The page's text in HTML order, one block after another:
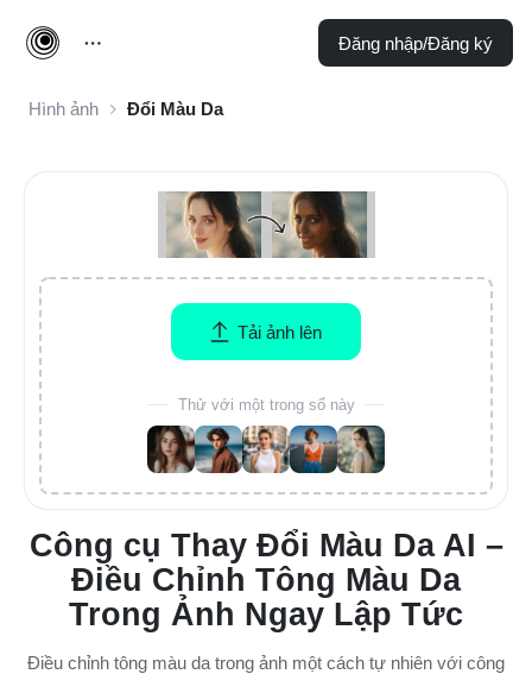
Đăng nhập/Đăng ký
Hình ảnh Đổi Màu Da
Công cụ Thay Đổi Màu Da AI –
Điều Chỉnh Tông Màu Da
Trong Ảnh Ngay Lập Tức
Điều chỉnh tông màu da trong ảnh một cách tự nhiên với công
Tải ảnh lên
Thử với một trong số này